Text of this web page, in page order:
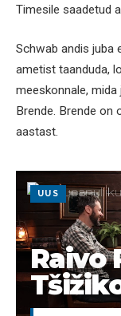
Timesile saadetud
Schwab andis juba
ametist taanduda,
meeskonnale,
Brende. Brende
aastast.
UUS
Raivo